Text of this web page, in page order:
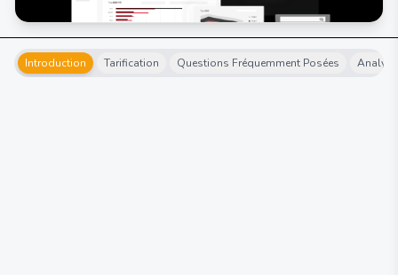
Introduction Tarification Questions Fréquemment Posées